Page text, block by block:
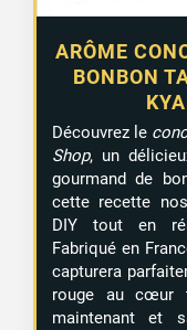
ARÔME
BONBON
Découvrez le
Shop, un
gourmand de
cette recette
DIY tout en
Fabriqué en
capturera
rouge au cœur
maintenant et